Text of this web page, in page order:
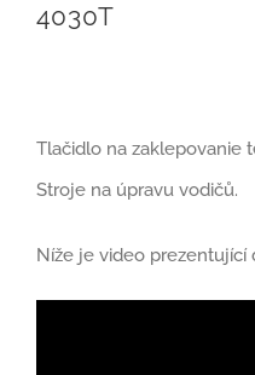
4030T
Tlačidlo na zaklepovanie
Stroje na úpravu vodičů.
Níže je video prezentující